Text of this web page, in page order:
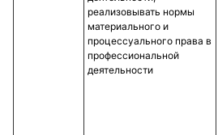
реализовывать нормы
материального и
процессуального права в
профессиональной
деятельности